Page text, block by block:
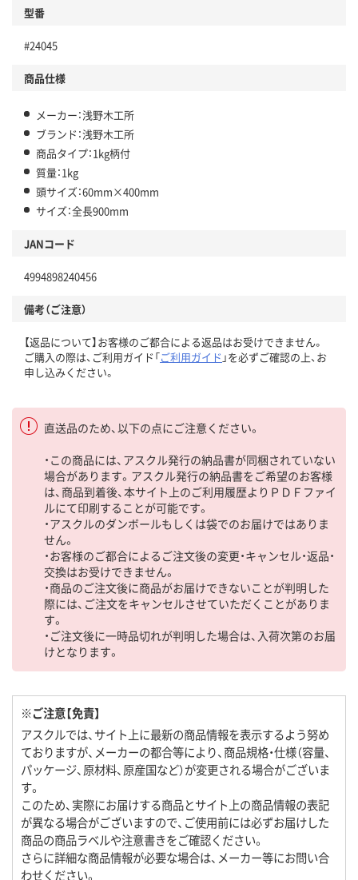
型番
#24045
商品仕様
メーカー：浅野木工所
ブランド：浅野木工所
商品タイプ：1kg柄付
質量：1kg
頭サイズ：60mm×400mm
サイズ：全長900mm
JANコード
4994898240456
備考（ご注意）
【返品について】お客様のご都合による返品はお受けできません。
ご購入の際は、ご利用ガイド「ご利用ガイド 」を必ずご確認の上、お
申し込みください。
直送品のため、以下の点にご注意ください。
・この商品には、アスクル発行の納品書が同梱されていない
場合があります。アスクル発行の納品書をご希望のお客様
は、商品到着後、本サイト上のご利用履歴よりＰＤＦファイ
ルにて印刷することが可能です。
・アスクルのダンボールもしくは袋でのお届けではありま
せん。
・お客様のご都合によるご注文後の変更・キャンセル・返品・
交換はお受けできません。
・商品のご注文後に商品がお届けできないことが判明した
際には、ご注文をキャンセルさせていただくことがありま
す。
・ご注文後に一時品切れが判明した場合は、入荷次第のお届
けとなります。
※ご注意【免責】
アスクルでは、サイト上に最新の商品情報を表示するよう努め
ておりますが、メーカーの都合等により、商品規格・仕様（容量、
パッケージ、原材料、原産国など）が変更される場合がございま
す。
このため、実際にお届けする商品とサイト上の商品情報の表記
が異なる場合がございますので、ご使用前には必ずお届けした
商品の商品ラベルや注意書きをご確認ください。
さらに詳細な商品情報が必要な場合は、メーカー等にお問い合
わせください。